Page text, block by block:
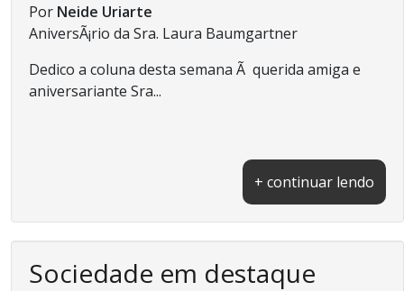
Por Neide Uriarte
AniversÃ¡rio da Sra. Laura Baumgartner
Dedico a coluna desta semana Ã querida amiga e
aniversariante Sra...
+ continuar lendo
Sociedade em destaque